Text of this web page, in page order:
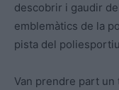
descobrir i gaudir
emblemàtics de la
pista del
Van prendre part